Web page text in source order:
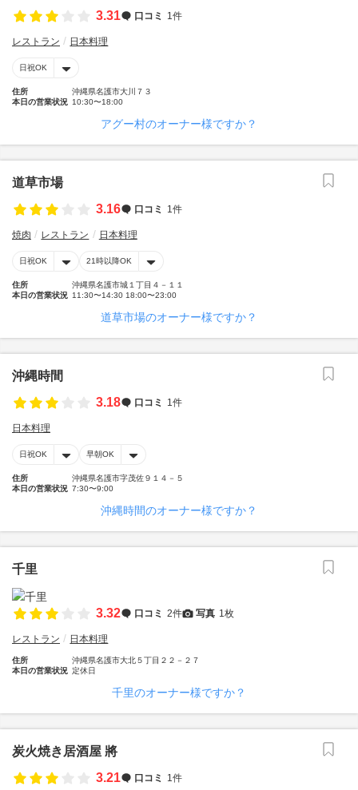
3.31
口コミ 1件
レストラン 日本料理
日祝OK
住所
沖縄県名護市大川７３
本日の営業状況 10:30〜18:00
アグー村のオーナー様ですか？
道草市場
3.16
口コミ 1件
焼肉 レストラン 日本料理
日祝OK 21時以降OK
住所
沖縄県名護市城１丁目４－１１
本日の営業状況 11:30〜14:30 18:00〜23:00
道草市場のオーナー様ですか？
沖縄時間
3.18
口コミ 1件
日本料理
日祝OK 早朝OK
住所
沖縄県名護市字茂佐９１４－５
本日の営業状況 7:30〜9:00
沖縄時間のオーナー様ですか？
千里
3.32 口コミ 2件 写真 1枚
レストラン 日本料理
住所
沖縄県名護市大北５丁目２２－２７
本日の営業状況 定休日
千里のオーナー様ですか？
炭火焼き居酒屋 將
3.21
口コミ 1件